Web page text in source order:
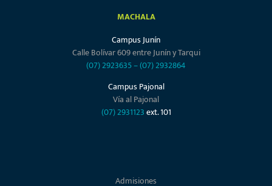
MACHALA
Campus Junín
Calle Bolívar 609 entre Junín y Tarqui
(07) 2923635–(07) 2932864
Campus Pajonal
Vía al Pajonal
(07) 2931123ext. 101
Admisiones